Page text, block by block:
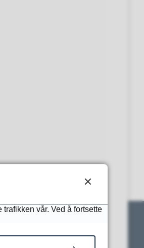
vår. Ved å fortsette